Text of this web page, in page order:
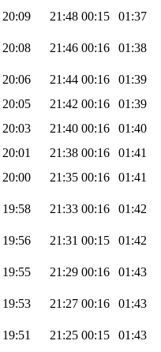
20:09 21:48 00:15
01:37
20:08 21:46 00:16
01:38
20:06 21:44 00:16
01:39
20:05 21:42 00:16
01:39
20:03 21:40 00:16
01:40
20:01 21:38 00:16
01:41
20:00 21:35 00:16
01:41
19:58 21:33 00:16
01:42
19:56 21:31 00:15
01:42
19:55 21:29 00:16
01:43
19:53 21:27 00:16
01:43
19:51 21:25 00:15
01:43